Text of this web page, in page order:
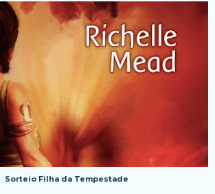
Sorteio Filha da Tempestade